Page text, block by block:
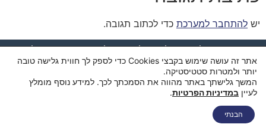
יש להתחבר למערכת כדי לכתוב תגובה.
מדיניות פרטיות מדיניות משלוחים הצהרת נגישות צור קשר
אתר זה עושה שימוש בקבצי Cookies כדי לספק לך חווית גלישה טובה
יותר ולמטרות סטטיסטיקה.
המשך גלישתך באתר מהווה את הסמכתך לכך. למידע נוסף מומלץ
לעיין במדיניות הפרטיות.
הבנתי